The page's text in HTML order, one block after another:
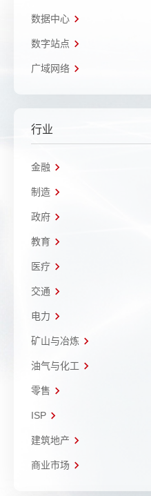
数据中心
数字站点
广域网络
行业
金融
制造
政府
教育
医疗
交通
电力
矿山与冶炼
油气与化工
零售
ISP
建筑地产
商业市场